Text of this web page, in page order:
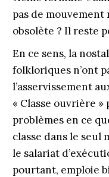
pas de
obsolète ? Il reste
En ce sens, la
folkloriques n’ont
l’asservissement
« Classe ouvrière »
problèmes en ce
classe dans le seul
le salariat
pourtant, emploie